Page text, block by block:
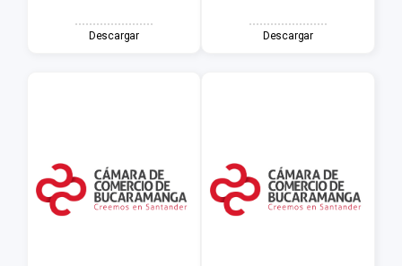
Descargar Descargar